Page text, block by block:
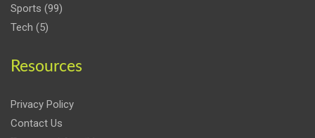
Sports (99)
Tech (5)
Resources
Privacy Policy
Contact Us